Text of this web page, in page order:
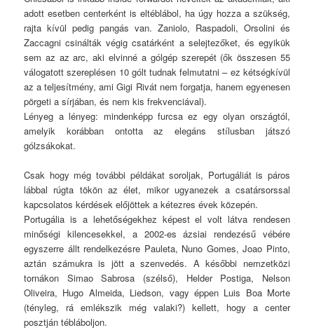
adott esetben centerként is eltéblábol, ha úgy hozza a szükség,
rajta kívül pedig pangás van. Zaniolo, Raspadoli, Orsolini és
Zaccagni csinálták végig csatárként a selejtezőket, és egyikük
sem az az arc, aki elvinné a gólgép szerepét (ők összesen 55
válogatott szereplésen 10 gólt tudnak felmutatni – ez kétségkívül
az a teljesítmény, ami Gigi Rivát nem forgatja, hanem egyenesen
pörgeti a sírjában, és nem kis frekvenciával).
Lényeg a lényeg: mindenképp furcsa ez egy olyan országtól,
amelyik korábban ontotta az elegáns stílusban játszó
gólzsákokat.
Csak hogy még további példákat soroljak, Portugáliát is páros
lábbal rúgta tökön az élet, mikor ugyanezek a csatársorssal
kapcsolatos kérdések előjöttek a kétezres évek közepén.
Portugália is a lehetőségekhez képest el volt látva rendesen
minőségi kilencesekkel, a 2002-es ázsiai rendezésű vébére
egyszerre állt rendelkezésre Pauleta, Nuno Gomes, Joao Pinto,
aztán számukra is jött a szenvedés. A későbbi nemzetközi
tornákon Simao Sabrosa (szélső), Helder Postiga, Nelson
Oliveira, Hugo Almeida, Liedson, vagy éppen Luis Boa Morte
(tényleg, rá emlékszik még valaki?) kellett, hogy a center
posztján tébláboljon.